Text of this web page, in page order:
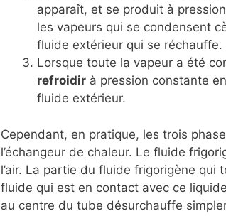
apparaît, et se produit à
les vapeurs qui se condensent
fluide extérieur qui se réchauffe.
Lorsque toute la vapeur a été
refroidir à pression constante
fluide extérieur.
Cependant, en pratique, les trois
l’échangeur de chaleur. Le fluide
l’air. La partie du fluide frigorigène
fluide qui est en contact avec ce
au centre du tube désurchauffe